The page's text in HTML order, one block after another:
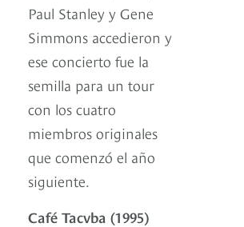
Paul Stanley y Gene
Simmons accedieron y
ese concierto fue la
semilla para un tour
con los cuatro
miembros originales
que comenzó el año
siguiente.
Café Tacvba (1995)